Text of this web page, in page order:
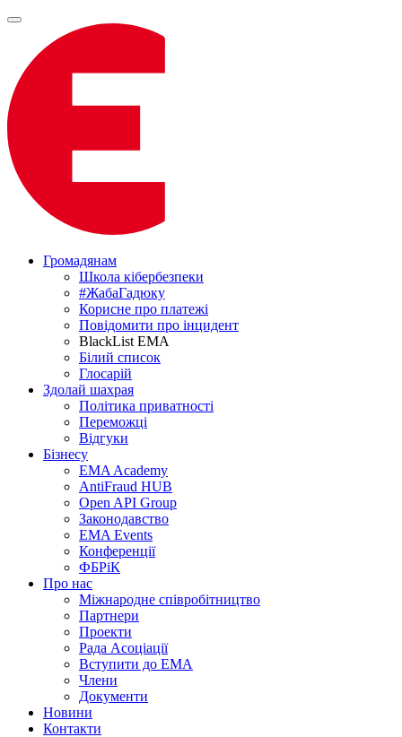
Громадянам
Школа кібербезпеки
#ЖабаГадюку
Корисне про платежі
Повідомити про інцидент
BlackList EMA
Білий список
Глосарій
Здолай шахрая
Політика приватності
Переможцi
Відгуки
Бізнесу
EMA Academy
AntiFraud HUB
Open API Group
Законодавство
EMA Events
Конференції
ФБРіК
Про нас
Міжнародне співробітництво
Партнери
Проекти
Рада Асоціації
Вступити до ЕМА
Члени
Документи
Новини
Контакти